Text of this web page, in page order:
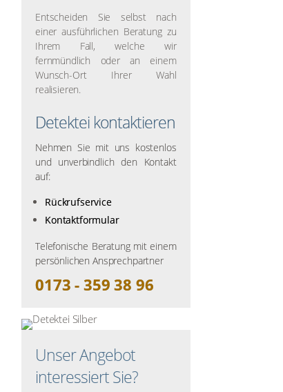
Entscheiden Sie selbst nach
einer ausführlichen Beratung zu
Ihrem Fall, welche wir
fernmündlich oder an einem
Wunsch-Ort Ihrer Wahl
realisieren.
Detektei kontaktieren
Nehmen Sie mit uns kostenlos
und unverbindlich den Kontakt
auf:
Rückrufservice
Kontaktformular
Telefonische Beratung mit einem
persönlichen Ansprechpartner
0173 - 359 38 96
Unser Angebot
interessiert Sie?